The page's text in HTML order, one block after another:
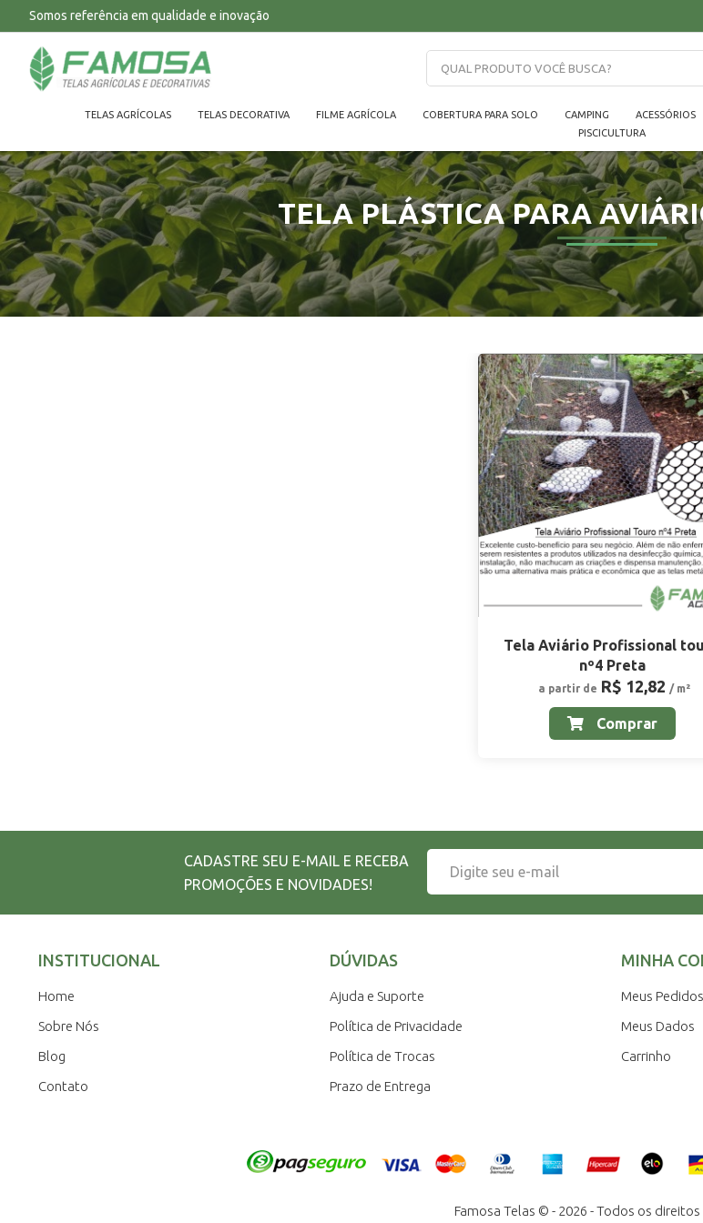
Somos referência em qualidade e inovação
TELAS AGRÍCOLAS TELAS DECORATIVA FILME AGRÍCOLA COBERTURA PARA SOLO CAMPING ACESSÓRIOS
PISCICULTURA
TELA PLÁSTICA PARA
Tela Aviário Profissional
nº4 Preta
a partir de R$ 12,82 / m²
Comprar
CADASTRE SEU E-MAIL E RECEBA
PROMOÇÕES E NOVIDADES!
INSTITUCIONAL
Home
Sobre Nós
Blog
Contato
DÚVIDAS
Ajuda e Suporte
Política de Privacidade
Política de Trocas
Prazo de Entrega
MINHA
Meus Pedidos
Meus Dados
Carrinho
Famosa Telas © - 2026 - Todos os